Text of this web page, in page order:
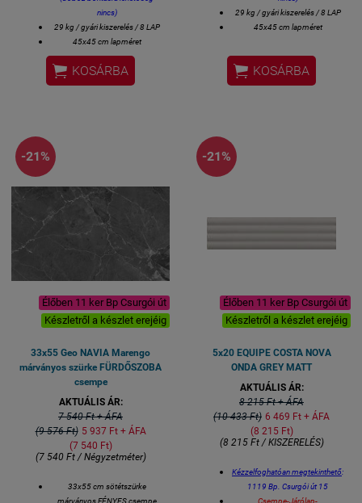
nincs)
29 kg / gyári kiszerelés / 8 LAP
45x45 cm lapméret
Csak beltéri, nem fagyálló
Bemutatótermünkben kézzelfoghatóan
 KOSÁRBA
29 kg / gyári kiszerelés / 8 LAP
45x45 cm lapméret
Bemutatótermünkben kézzelfoghatóan
megtekinthető!
 KOSÁRBA
-21%
Élőben 11 ker Bp Csurgói út
Készletről a készlet erejéig
33x55 Geo NAVIA Marengo
márványos szürke FÜRDŐSZOBA
csempe
AKTUÁLIS ÁR:
7 540 Ft + ÁFA
(9 576 Ft) 5 937 Ft + ÁFA
(7 540 Ft)
(7 540 Ft / Négyzetméter)
33x55 cm sötétszürke
márványos FÉNYES csempe
-21%
Élőben 11 ker Bp Csurgói út
Készletről a készlet erejéig
5x20 EQUIPE COSTA NOVA
ONDA GREY MATT
AKTUÁLIS ÁR:
8 215 Ft + ÁFA
(10 433 Ft) 6 469 Ft + ÁFA
(8 215 Ft)
(8 215 Ft / KISZERELÉS)
Kézzelfoghatóan megtekinthető:
1119 Bp. Csurgói út 15
Csempe-Járólap-